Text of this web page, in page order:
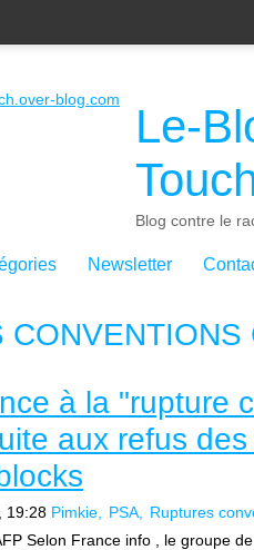
Le-
Blog contre le
Newsletter
à la "rupture
aux refus
19:28 Pimkie PSA Ruptures
Selon France info , le groupe